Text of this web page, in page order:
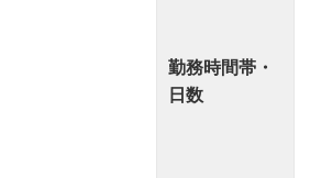
勤務時間帯・
日数